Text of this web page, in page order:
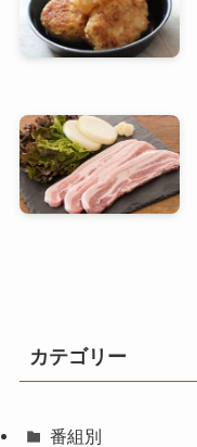
カテゴリー
番組別